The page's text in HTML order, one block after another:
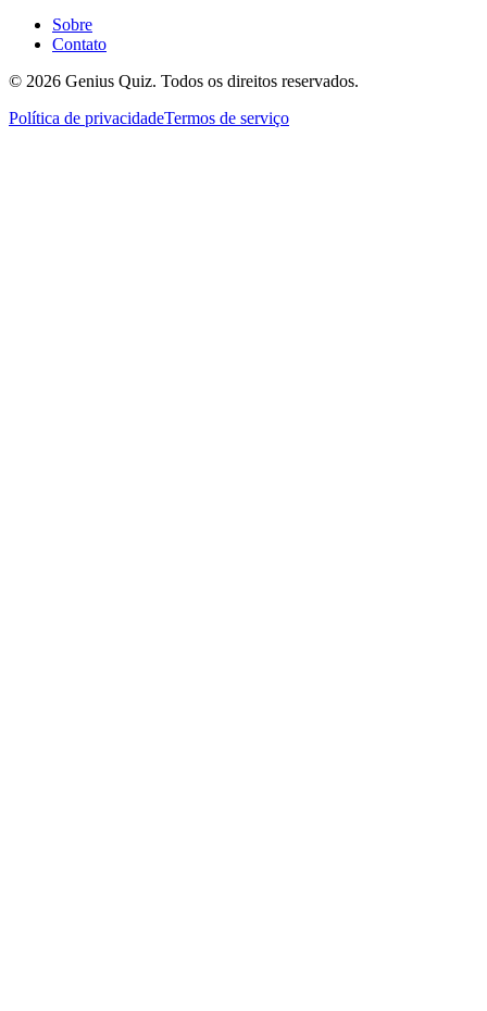
Sobre
Contato
© 2026 Genius Quiz. Todos os direitos reservados.
Política de privacidadeTermos de serviço